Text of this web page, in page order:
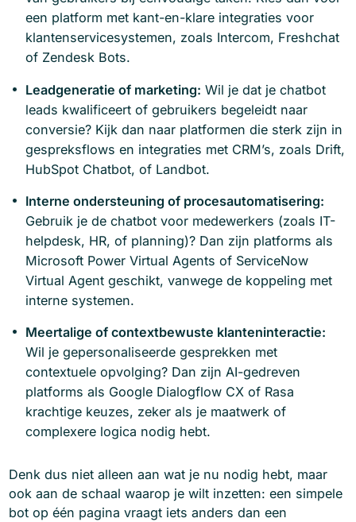
een platform met kant-en-klare integraties voor
klantenservicesystemen, zoals Intercom, Freshchat
of Zendesk Bots.
Leadgeneratie of marketing: Wil je dat je chatbot
leads kwalificeert of gebruikers begeleidt naar
conversie? Kijk dan naar platformen die sterk zijn in
gespreksflows en integraties met CRM’s, zoals Drift,
HubSpot Chatbot, of Landbot.
Interne ondersteuning of procesautomatisering:
Gebruik je de chatbot voor medewerkers (zoals IT-
helpdesk, HR, of planning)? Dan zijn platforms als
Microsoft Power Virtual Agents of ServiceNow
Virtual Agent geschikt, vanwege de koppeling met
interne systemen.
Meertalige of contextbewuste klanteninteractie:
Wil je gepersonaliseerde gesprekken met
contextuele opvolging? Dan zijn AI-gedreven
platforms als Google Dialogflow CX of Rasa
krachtige keuzes, zeker als je maatwerk of
complexere logica nodig hebt.
Denk dus niet alleen aan wat je nu nodig hebt, maar
ook aan de schaal waarop je wilt inzetten: een simpele
bot op één pagina vraagt iets anders dan een